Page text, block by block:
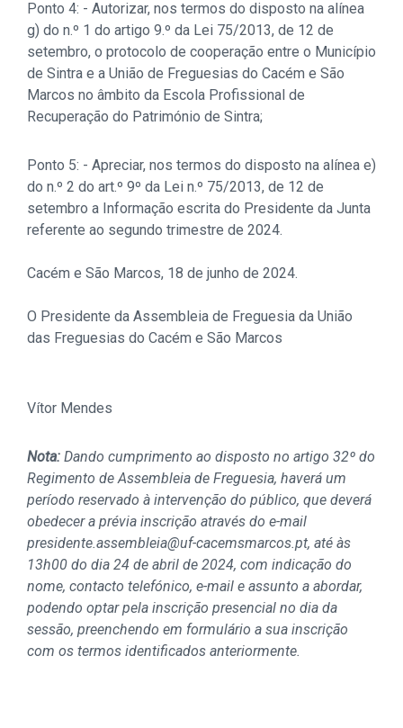
Ponto 4: - Autorizar, nos termos do disposto na alínea
g) do n.º 1 do artigo 9.º da Lei 75/2013, de 12 de
setembro, o protocolo de cooperação entre o Município
de Sintra e a União de Freguesias do Cacém e São
Marcos no âmbito da Escola Profissional de
Recuperação do Património de Sintra;
Ponto 5: - Apreciar, nos termos do disposto na alínea e)
do n.º 2 do art.º 9º da Lei n.º 75/2013, de 12 de
setembro a Informação escrita do Presidente da Junta
referente ao segundo trimestre de 2024.
Cacém e São Marcos, 18 de junho de 2024.
O Presidente da Assembleia de Freguesia da União
das Freguesias do Cacém e São Marcos
Vítor Mendes
Nota: Dando cumprimento ao disposto no artigo 32º do
Regimento de Assembleia de Freguesia, haverá um
período reservado à intervenção do público, que deverá
obedecer a prévia inscrição através do e-mail
presidente.assembleia@uf-cacemsmarcos.pt, até às
13h00 do dia 24 de abril de 2024, com indicação do
nome, contacto telefónico, e-mail e assunto a abordar,
podendo optar pela inscrição presencial no dia da
sessão, preenchendo em formulário a sua inscrição
com os termos identificados anteriormente.